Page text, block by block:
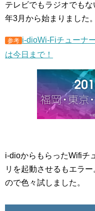
テレビでもラジオでも
年3月から始まりました。
参考 i-dioWi-Fiチューナ
は今日まで！
i-dioからもらったWifiチ
リを起動させるもエラ
ので色々試しました。